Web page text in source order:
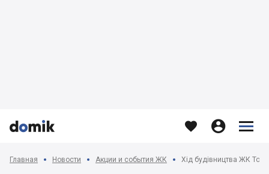


   


Главная Новости Акции и события ЖК Хід будівництва ЖК